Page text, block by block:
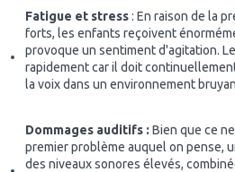
Fatigue et stress: En raison de la
forts, les enfants reçoivent
provoque un sentiment d'agitation.
rapidement car il doit
la voix dans un environnement
Dommages auditifs : Bien que ce
premier problème auquel on pense,
des niveaux sonores élevés,